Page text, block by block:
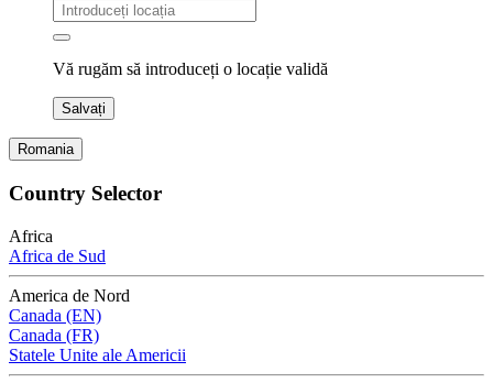
Vă rugăm să introduceți o locație validă
Salvați
Romania
Country Selector
Africa
Africa de Sud
America de Nord
Canada (EN)
Canada (FR)
Statele Unite ale Americii